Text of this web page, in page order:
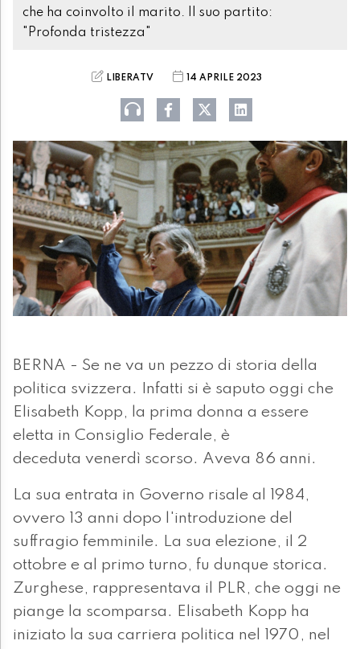
che ha coinvolto il marito. Il suo partito:
"Profonda tristezza"
LIBERATV 14 APRILE 2023
BERNA - Se ne va un pezzo di storia della
politica svizzera. Infatti si è saputo oggi che
Elisabeth Kopp, la prima donna a essere
eletta in Consiglio Federale, è
deceduta venerdì scorso. Aveva 86 anni.
La sua entrata in Governo risale al 1984,
ovvero 13 anni dopo l'introduzione del
suffragio femminile. La sua elezione, il 2
ottobre e al primo turno, fu dunque storica.
Zurghese, rappresentava il PLR, che oggi ne
piange la scomparsa. Elisabeth Kopp ha
iniziato la sua carriera politica nel 1970, nel